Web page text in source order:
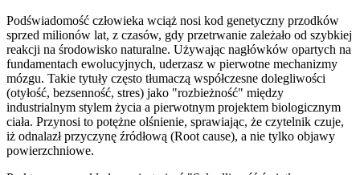
Podświadomość człowieka wciąż nosi kod genetyczny przodków
sprzed milionów lat, z czasów, gdy przetrwanie zależało od szybkiej
reakcji na środowisko naturalne. Używając nagłówków opartych na
fundamentach ewolucyjnych, uderzasz w pierwotne mechanizmy
mózgu. Takie tytuły często tłumaczą współczesne dolegliwości
(otyłość, bezsenność, stres) jako "rozbieżność" między
industrialnym stylem życia a pierwotnym projektem biologicznym
ciała. Przynosi to potężne olśnienie, sprawiając, że czytelnik czuje,
iż odnalazł przyczynę źródłową (Root cause), a nie tylko objawy
powierzchniowe.